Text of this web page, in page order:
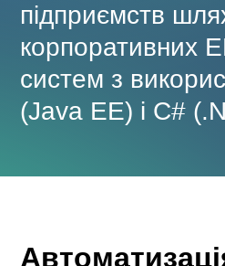
підприємств
корпоративних
систем з
(Java EE) і C#